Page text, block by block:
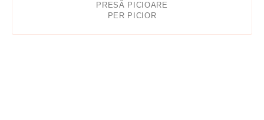
PRESĂ PICIOARE
PER PICIOR